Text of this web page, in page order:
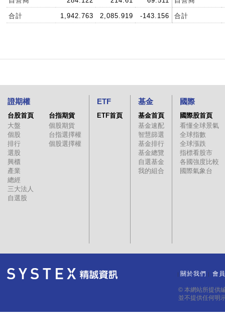
合計 1,942.763 2,085.919 -143.156 合計
證期權
台股首頁
大盤
個股
排行
選股
興櫃
產業
總經
三大法人
自選股
台指期貨
個股期貨
台指選擇權
個股選擇權
ETF
ETF首頁
基金
基金首頁
基金速配
智慧篩選
基金排行
基金總覽
自選基金
我的組合
國際
國際股首頁
看懂全球景氣
全球指數
全球漲跌
指標看股市
各國強度比較
國際氣象台
關於我們 會
© 本網站所提供
並不提供任何明